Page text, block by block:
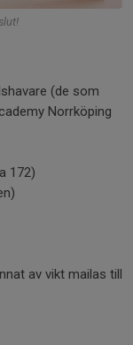
(de som
Norrköping
172)
av vikt mailas till